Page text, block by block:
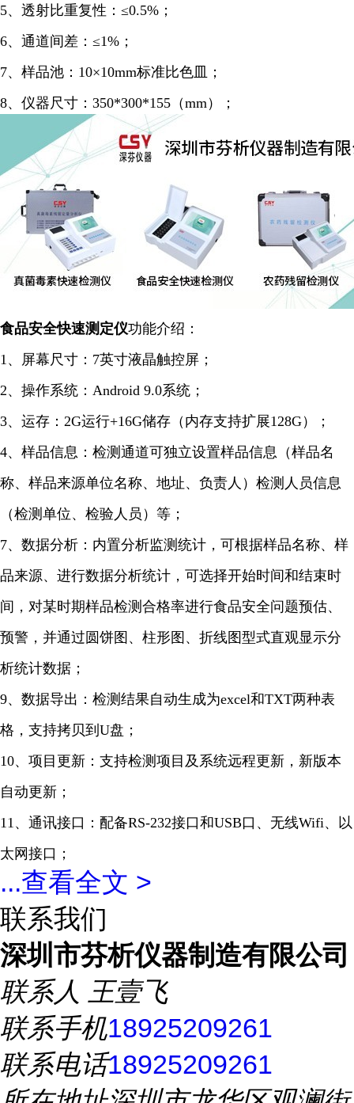
5、透射比重复性：≤0.5%；
6、通道间差：≤1%；
7、样品池：10×10mm标准比色皿；
8、仪器尺寸：350*300*155（mm）；
食品安全快速测定仪功能介绍：
1、屏幕尺寸：7英寸液晶触控屏；
2、操作系统：Android 9.0系统；
3、运存：2G运行+16G储存（内存支持扩展128G）；
4、样品信息：检测通道可独立设置样品信息（样品名
称、样品来源单位名称、地址、负责人）检测人员信息
（检测单位、检验人员）等；
7、数据分析：内置分析监测统计，可根据样品名称、样
品来源、进行数据分析统计，可选择开始时间和结束时
间，对某时期样品检测合格率进行食品安全问题预估、
预警，并通过圆饼图、柱形图、折线图型式直观显示分
析统计数据；
9、数据导出：检测结果自动生成为excel和TXT两种表
格，支持拷贝到U盘；
10、项目更新：支持检测项目及系统远程更新，新版本
自动更新；
11、通讯接口：配备RS-232接口和USB口、无线Wifi、以
太网接口；
...查看全文 >
联系我们
深圳市芬析仪器制造有限公司
联系人 王壹飞
联系手机18925209261
联系电话18925209261